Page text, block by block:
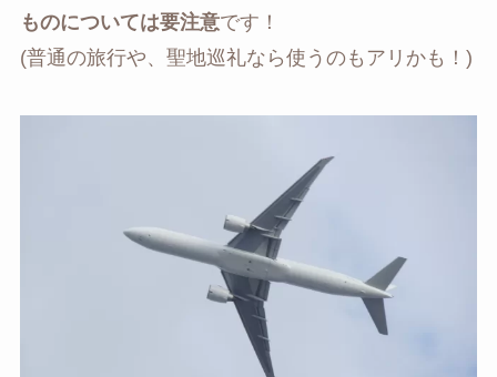
ものについては要注意です！
(普通の旅行や、聖地巡礼なら使うのもアリかも！)